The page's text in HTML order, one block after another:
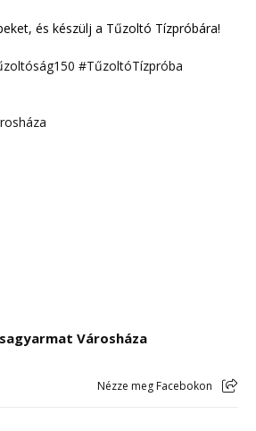
és készülj a Tűzoltó Tízpróbára!
#TűzoltóTízpróba
Városháza
Nézze meg Facebokon